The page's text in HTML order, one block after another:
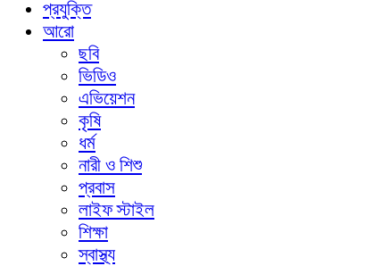
প্রযুক্তি
আরো
ছবি
ভিডিও
এভিয়েশন
কৃষি
ধর্ম
নারী ও শিশু
প্রবাস
লাইফ স্টাইল
শিক্ষা
স্বাস্থ্য